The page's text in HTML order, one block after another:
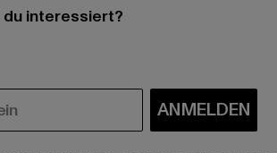
interessiert?
ANMELDEN